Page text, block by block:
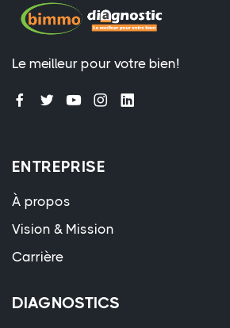
Le meilleur pour votre bien!
ENTREPRISE
À propos
Vision & Mission
Carrière
DIAGNOSTICS